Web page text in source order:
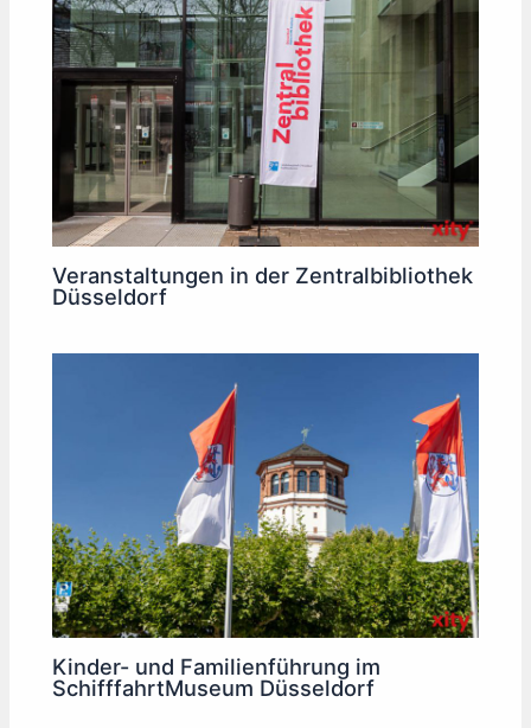
Veranstaltungen in der Zentralbibliothek
Düsseldorf
Kinder- und Familienführung im
SchifffahrtMuseum Düsseldorf